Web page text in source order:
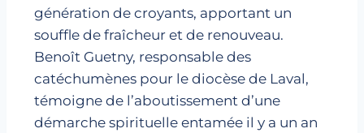
génération de croyants, apportant un
souffle de fraîcheur et de renouveau.
Benoît Guetny, responsable des
catéchumènes pour le diocèse de Laval,
témoigne de l’aboutissement d’une
démarche spirituelle entamée il y a un an